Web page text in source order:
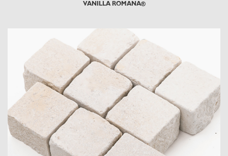
VANILLA ROMANA®